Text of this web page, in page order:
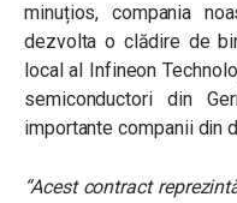
minuțios, compania
dezvolta o clădire de
local al Infineon
semiconductori din
importante companii din
“Acest contract